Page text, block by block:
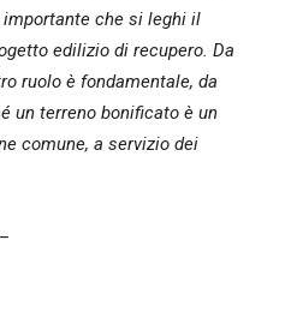
importante che si leghi il
edilizio di recupero. Da
ruolo è fondamentale, da
un terreno bonificato è un
comune, a servizio dei